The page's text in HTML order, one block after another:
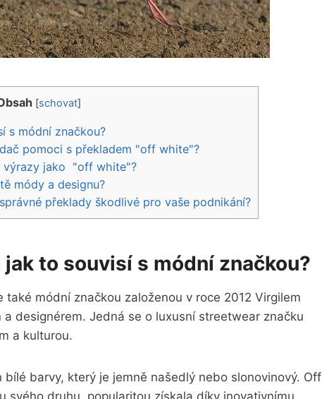
[schovat]
s módní značkou?
pomoci s překladem "off white"?
výrazy jako ⁣ "off⁣ white"?
módy a designu?
překlady škodlivé pro ​vaše podnikání?
to souvisí s módní značkou?
módní značkou založenou ⁣v roce ‌2012 Virgilem
designérem. Jedná se o luxusní​ streetwear značku
a kulturou.
⁢barvy, který je jemně našedlý nebo slonovinový. Off